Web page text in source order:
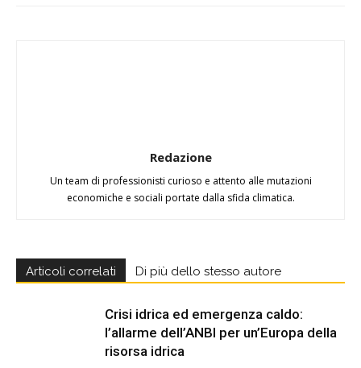
Redazione
Un team di professionisti curioso e attento alle mutazioni
economiche e sociali portate dalla sfida climatica.
Articoli correlati Di più dello stesso autore
Crisi idrica ed emergenza caldo:
l’allarme dell’ANBI per un’Europa della
risorsa idrica